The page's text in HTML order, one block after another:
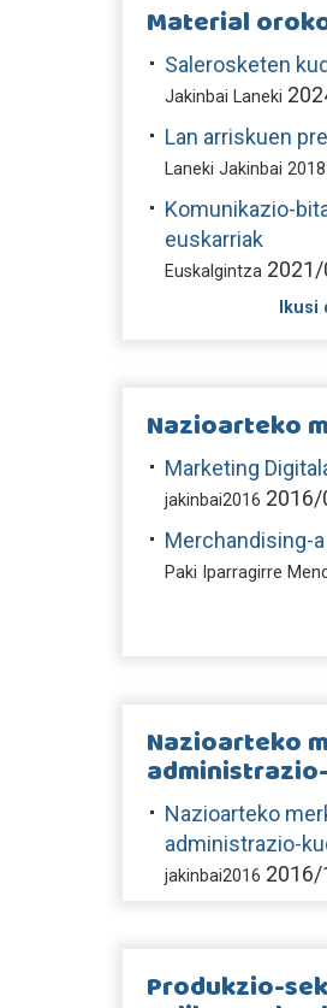
Material
Salerosketen
Jakinbai Laneki
Lan arriskuen
Laneki Jakinbai 2018
Komunikazio-
euskarriak
Euskalgintza
Nazioarteko
Marketing
jakinbai2016 2016/
Merchandising-a
Paki Iparragirre
Nazioarteko
Nazioarteko
administrazio-
jakinbai2016
Produkzio-